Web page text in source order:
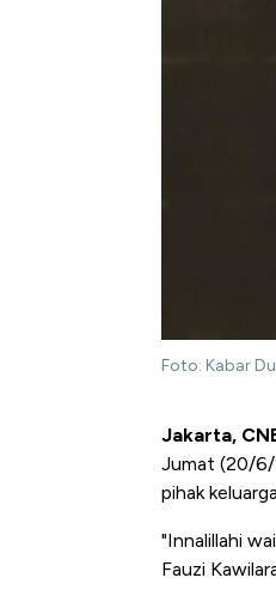
Foto: Kabar
Jakarta,
Jumat (20/6/
pihak
"Innalillahi
Fauzi